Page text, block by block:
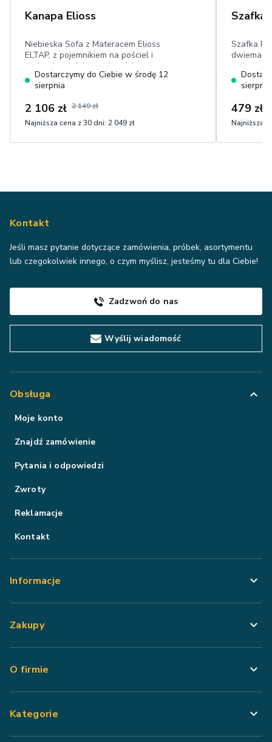
Kanapa Elioss
Niebieska Sofa z Materacem Elioss
ELTAP, z pojemnikiem na pościel i
poduszkami dekoracyjnymi, łatwa w
czyszczeniu tkanina sztruks
Dostarczymy do Ciebie w środę 12
sierpnia
2 106 zł 2 149 zł
Najniższa cena z 30 dni: 2 049 zł
Szafka
Szafka
dwiema
artisan,
sierpnia
479 zł
Najniższa
Kontakt
Jeśli masz pytanie dotyczące zamówienia, próbek, asortymentu
lub czegokolwiek innego, o czym myślisz, jesteśmy tu dla Ciebie!
Zadzwoń do nas
Wyślij wiadomość
Obsługa
Moje konto
Znajdź zamówienie
Pytania i odpowiedzi
Zwroty
Reklamacje
Kontakt
Informacje
Zakupy
O firmie
Kategorie